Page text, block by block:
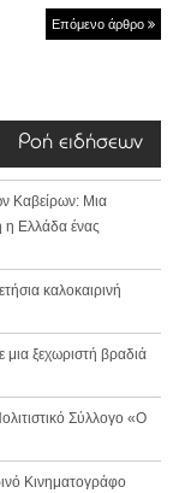
Επόμενο άρθρο
Ροή ειδήσεων
Καβείρων: Μια
η Ελλάδα ένας
καλοκαιρινή
ξεχωριστή βραδιά
Σύλλογο «Ο
Κινηματογράφο